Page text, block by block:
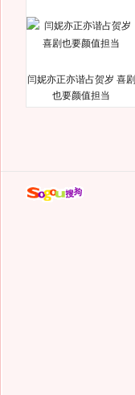
闫妮亦正亦谐占贺岁 喜剧
也要颜值担当